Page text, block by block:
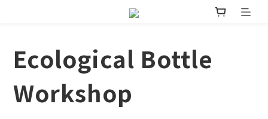
Ecological Bottle
Workshop